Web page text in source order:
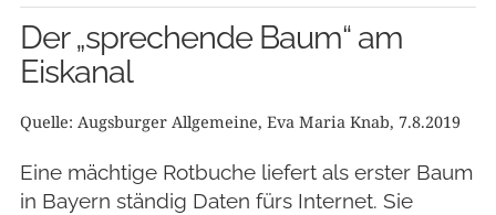
Der „sprechende Baum“ am
Eiskanal
Quelle: Augsburger Allgemeine, Eva Maria Knab, 7.8.2019
Eine mächtige Rotbuche liefert als erster Baum
in Bayern ständig Daten fürs Internet. Sie